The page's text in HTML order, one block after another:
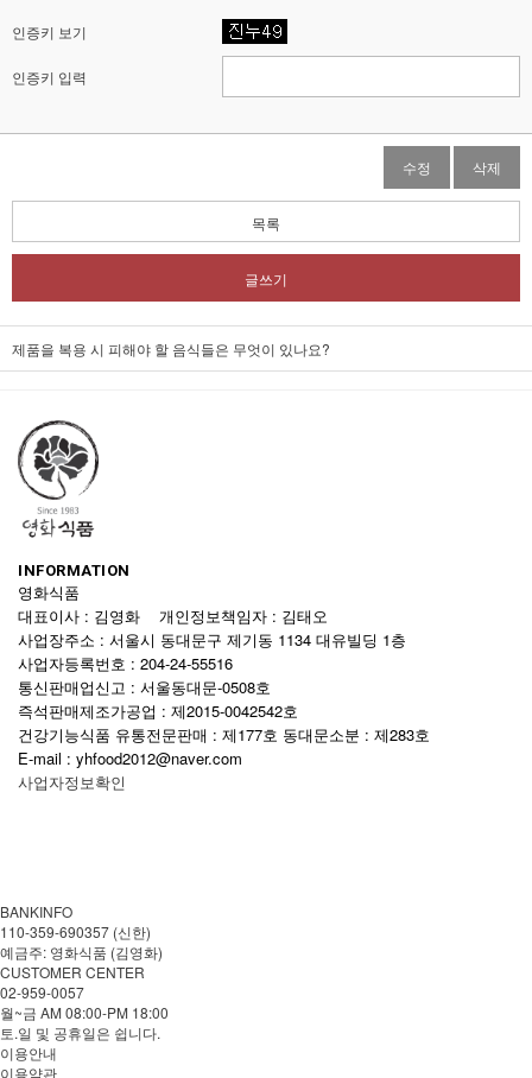
인증키 보기
인증키 입력
수정 삭제
목록
글쓰기
제품을 복용 시 피해야 할 음식들은 무엇이 있나요?
INFORMATION
영화식품
대표이사 : 김영화 개인정보책임자 : 김태오
사업장주소 : 서울시 동대문구 제기동 1134 대유빌딩 1층
사업자등록번호 : 204-24-55516
통신판매업신고 : 서울동대문-0508호
즉석판매제조가공업 : 제2015-0042542호
건강기능식품 유통전문판매 : 제177호 동대문소분 : 제283호
E-mail : yhfood2012@naver.com
사업자정보확인
BANKINFO
110-359-690357 (신한)
예금주: 영화식품 (김영화)
CUSTOMER CENTER
02-959-0057
월~금 AM 08:00-PM 18:00
토.일 및 공휴일은 쉽니다.
이용안내
이용약관